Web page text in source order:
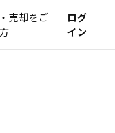
売却をご
ログ
イン